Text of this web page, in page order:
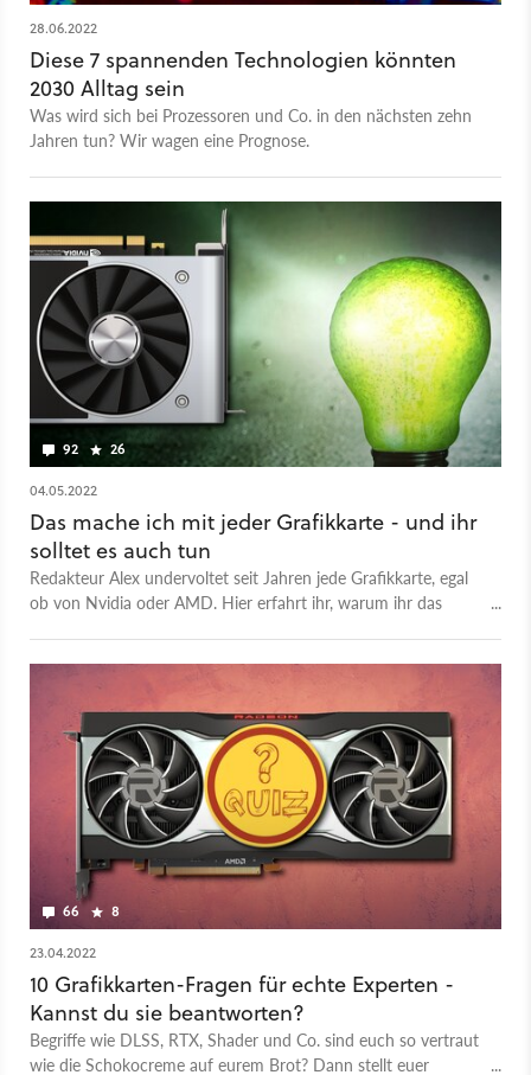
28.06.2022
Diese 7 spannenden Technologien könnten
2030 Alltag sein
Was wird sich bei Prozessoren und Co. in den nächsten zehn
Jahren tun? Wir wagen eine Prognose.
92 26
04.05.2022
Das mache ich mit jeder Grafikkarte - und ihr
solltet es auch tun
Redakteur Alex undervoltet seit Jahren jede Grafikkarte, egal
ob von Nvidia oder AMD. Hier erfahrt ihr, warum ihr das
66 8
23.04.2022
10 Grafikkarten-Fragen für echte Experten -
Kannst du sie beantworten?
Begriffe wie DLSS, RTX, Shader und Co. sind euch so vertraut
wie die Schokocreme auf eurem Brot? Dann stellt euer